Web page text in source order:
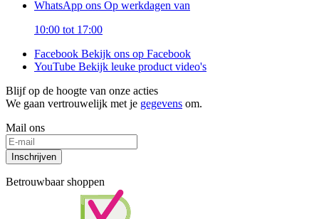
WhatsApp ons Op werkdagen van
10:00 tot 17:00
Facebook Bekijk ons op Facebook
YouTube Bekijk leuke product video's
Blijf op de hoogte van onze acties
We gaan vertrouwelijk met je gegevens om.
Mail ons
Inschrijven
Betrouwbaar shoppen